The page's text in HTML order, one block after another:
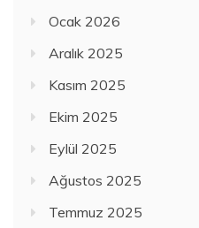
Ocak 2026
Aralık 2025
Kasım 2025
Ekim 2025
Eylül 2025
Ağustos 2025
Temmuz 2025